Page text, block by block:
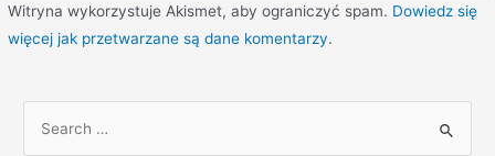
Witryna wykorzystuje Akismet, aby ograniczyć spam. Dowiedz się
więcej jak przetwarzane są dane komentarzy.